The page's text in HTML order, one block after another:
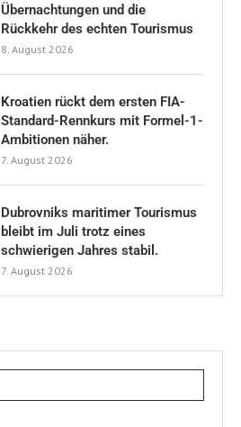
Übernachtungen und die
Rückkehr des echten Tourismus
8. August 2026
Kroatien rückt dem ersten FIA-
Standard-Rennkurs mit Formel-1-
Ambitionen näher.
7. August 2026
Dubrovniks maritimer Tourismus
bleibt im Juli trotz eines
schwierigen Jahres stabil.
7. August 2026